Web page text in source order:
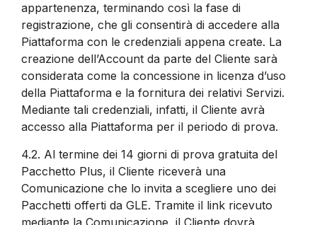
appartenenza, terminando così la fase di
registrazione, che gli consentirà di accedere alla
Piattaforma con le credenziali appena create. La
creazione dell’Account da parte del Cliente sarà
considerata come la concessione in licenza d’uso
della Piattaforma e la fornitura dei relativi Servizi.
Mediante tali credenziali, infatti, il Cliente avrà
accesso alla Piattaforma per il periodo di prova.
4.2. Al termine dei 14 giorni di prova gratuita del
Pacchetto Plus, il Cliente riceverà una
Comunicazione che lo invita a scegliere uno dei
Pacchetti offerti da GLE. Tramite il link ricevuto
mediante la Comunicazione, il Cliente dovrà